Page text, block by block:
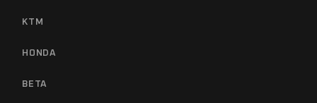
KTM
HONDA
BETA